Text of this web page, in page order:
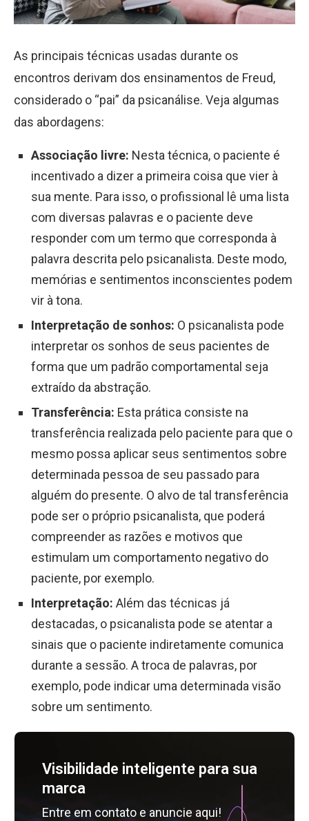
As principais técnicas usadas durante os
encontros derivam dos ensinamentos de Freud,
considerado o “pai” da psicanálise. Veja algumas
das abordagens:
Associação livre: Nesta técnica, o paciente é
incentivado a dizer a primeira coisa que vier à
sua mente. Para isso, o profissional lê uma lista
com diversas palavras e o paciente deve
responder com um termo que corresponda à
palavra descrita pelo psicanalista. Deste modo,
memórias e sentimentos inconscientes podem
vir à tona.
Interpretação de sonhos: O psicanalista pode
interpretar os sonhos de seus pacientes de
forma que um padrão comportamental seja
extraído da abstração.
Transferência: Esta prática consiste na
transferência realizada pelo paciente para que o
mesmo possa aplicar seus sentimentos sobre
determinada pessoa de seu passado para
alguém do presente. O alvo de tal transferência
pode ser o próprio psicanalista, que poderá
compreender as razões e motivos que
estimulam um comportamento negativo do
paciente, por exemplo.
Interpretação: Além das técnicas já
destacadas, o psicanalista pode se atentar a
sinais que o paciente indiretamente comunica
durante a sessão. A troca de palavras, por
exemplo, pode indicar uma determinada visão
sobre um sentimento.
Visibilidade inteligente para sua
marca
Entre em contato e anuncie aqui!